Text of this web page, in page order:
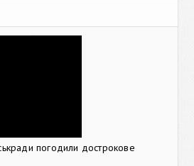
погодили дострокове